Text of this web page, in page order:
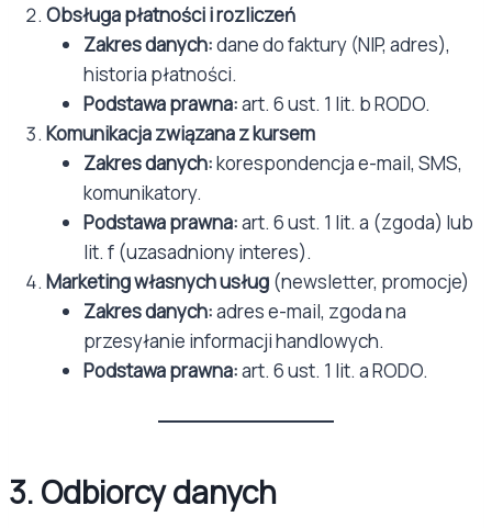
Obsługa płatności i rozliczeń
Zakres danych:dane do faktury (NIP, adres),
historia płatności.
Podstawa prawna:art. 6 ust. 1 lit. b RODO.
Komunikacja związana z kursem
Zakres danych:korespondencja e-mail, SMS,
komunikatory.
Podstawa prawna:art. 6 ust. 1 lit. a (zgoda) lub
lit. f (uzasadniony interes).
Marketing własnych usług (newsletter, promocje)
Zakres danych:adres e-mail, zgoda na
przesyłanie informacji handlowych.
Podstawa prawna:art. 6 ust. 1 lit. a RODO.
3. Odbiorcy danych